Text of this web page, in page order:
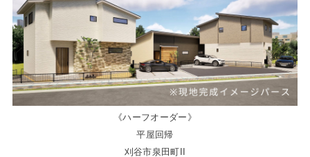
《ハーフオーダー》
平屋回帰
刈谷市泉田町II